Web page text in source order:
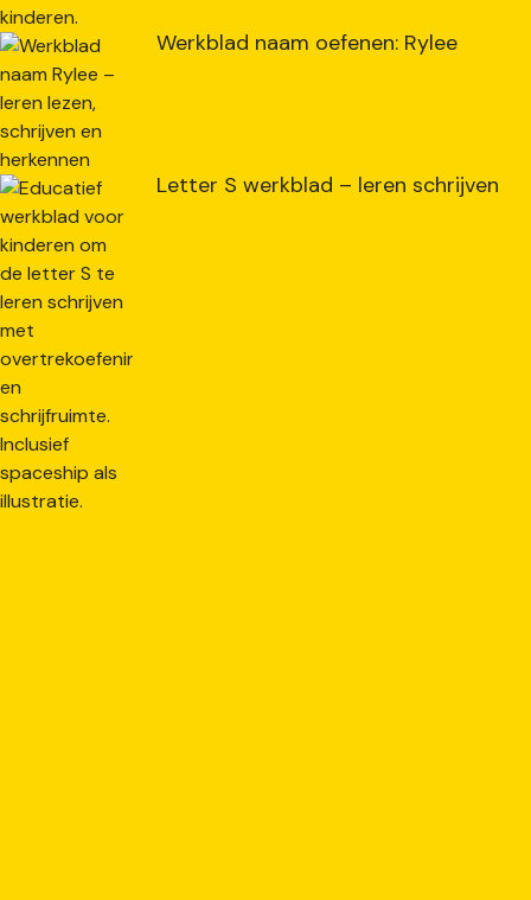
Werkblad naam oefenen: Rylee
Letter S werkblad – leren schrijven